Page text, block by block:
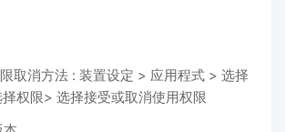
取消方法 : 装置设定 > 应用程式 > 选择
权限> 选择接受或取消使用权限